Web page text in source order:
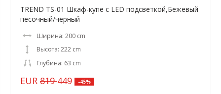
TREND TS-01 Шкаф-купе c LED подсветкой,Бежевый
песочный/чёрный
Ширина: 200 cm
Высота: 222 cm
Глубина: 63 cm
EUR 819449 -45%